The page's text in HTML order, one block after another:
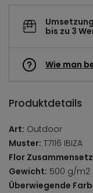
bis zu 3
Wie man
Produktdetails
Art: Outdoor
Muster: T7116 IBIZA
Flor
Gewicht: 500 g/m2
Überwiegende